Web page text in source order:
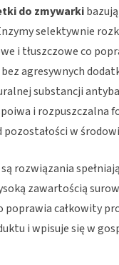
do zmywarki
selektywnie
i tłuszczowe co
agresywnych
substancji
i rozpuszczalna
pozostałości w
rozwiązania
zawartością
poprawia całkowity
i wpisuje się w